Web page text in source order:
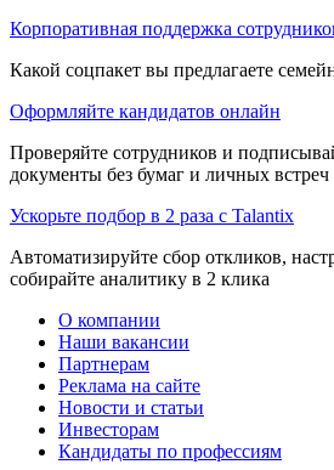
Корпоративная поддержка
Какой соцпакет вы предлагаете
Оформляйте кандидатов онлайн
Проверяйте сотрудников и
документы без бумаг и личных встреч
Ускорьте подбор в 2 раза с Talantix
Автоматизируйте сбор откликов,
собирайте аналитику в 2 клика
О компании
Наши вакансии
Партнерам
Реклама на сайте
Новости и статьи
Инвесторам
Кандидаты по профессиям